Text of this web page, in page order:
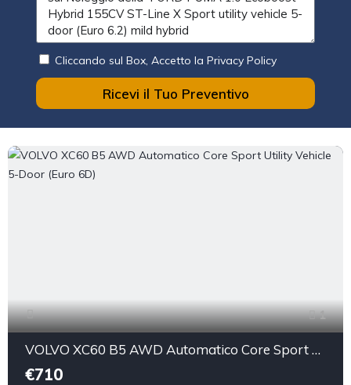
Cliccando sul Box, Accetto la Privacy Policy
Ricevi il Tuo Preventivo
1
VOLVO XC60 B5 AWD Automatico Core Sport Utility Vehicle 5-Door (Euro 6D)
€710